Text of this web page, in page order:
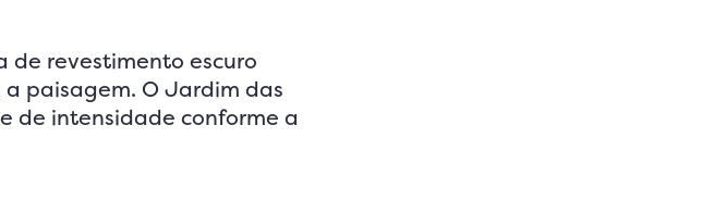
de revestimento escuro
paisagem. O Jardim das
de intensidade conforme a